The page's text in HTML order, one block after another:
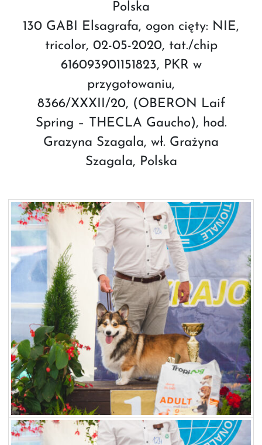
Polska
130 GABI Elsagrafa, ogon cięty: NIE,
tricolor, 02-05-2020, tat./chip
616093901151823, PKR w
przygotowaniu,
8366/XXXII/20, (OBERON Laif
Spring – THECLA Gaucho), hod.
Grazyna Szagala, wł. Grażyna
Szagala, Polska